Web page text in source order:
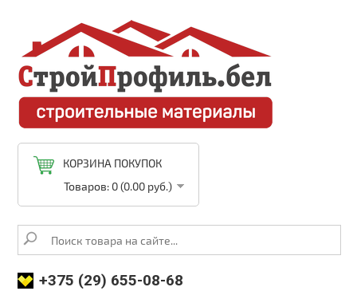
КОРЗИНА ПОКУПОК
Товаров: 0 (0.00 руб.)
+375 (29) 655-08-68